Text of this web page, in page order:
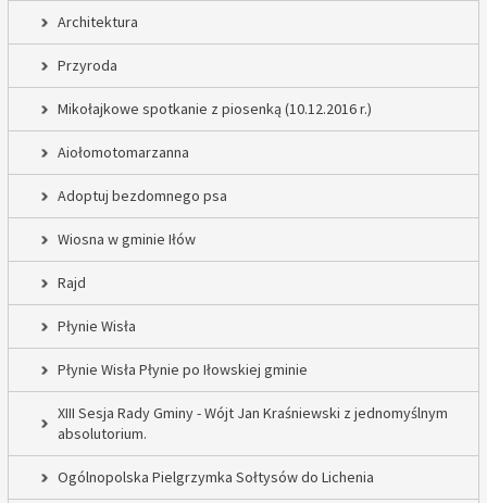
Architektura
Przyroda
Mikołajkowe spotkanie z piosenką (10.12.2016 r.)
Aiołomotomarzanna
Adoptuj bezdomnego psa
Wiosna w gminie Iłów
Rajd
Płynie Wisła
Płynie Wisła Płynie po Iłowskiej gminie
XIII Sesja Rady Gminy - Wójt Jan Kraśniewski z jednomyślnym
absolutorium.
Ogólnopolska Pielgrzymka Sołtysów do Lichenia